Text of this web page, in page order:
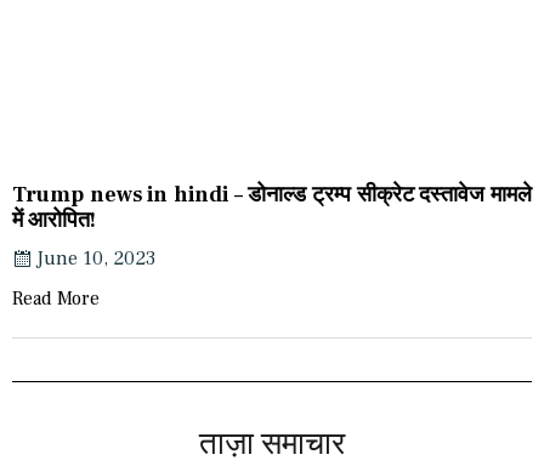
Trump news in hindi – डोनाल्ड ट्रम्प सीक्रेट दस्तावेज मामले
में आरोपित!
June 10, 2023
Read More
ताज़ा समाचार